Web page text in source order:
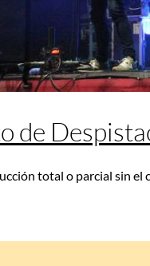
de
total o parcial sin el